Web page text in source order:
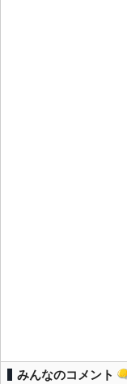
みんなのコメント